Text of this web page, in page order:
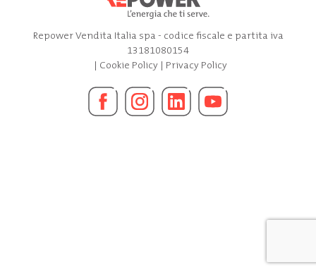
Repower Vendita Italia spa - codice fiscale e partita iva
13181080154
| Cookie Policy| Privacy Policy